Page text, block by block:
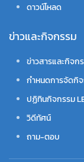
ดาวน์โหลด
ข่าวและกิจกรรม
ข่าวสารและกิจก
กำหนดการจัดกิจ
ปฏิทินกิจกรรม
วิดีทัศน์
ถาม-ตอบ